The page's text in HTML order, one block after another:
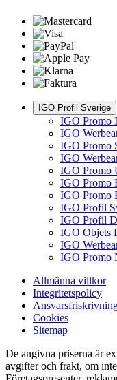
IGO Profil Sverige
IGO Promo
IGO
IGO Promo
IGO
IGO Promo
IGO Promo
IGO Promo
IGO Profil
IGO Profil
IGO Objets
IGO
IGO Promo
Allmänna villkor
Integritetspolicy
Cookies
Sitemap
De angivna priserna är
avgifter och frakt, om